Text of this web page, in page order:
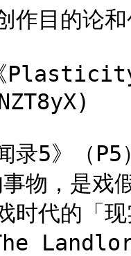
目的论和
《
5》（P5
事物，是
代的「现